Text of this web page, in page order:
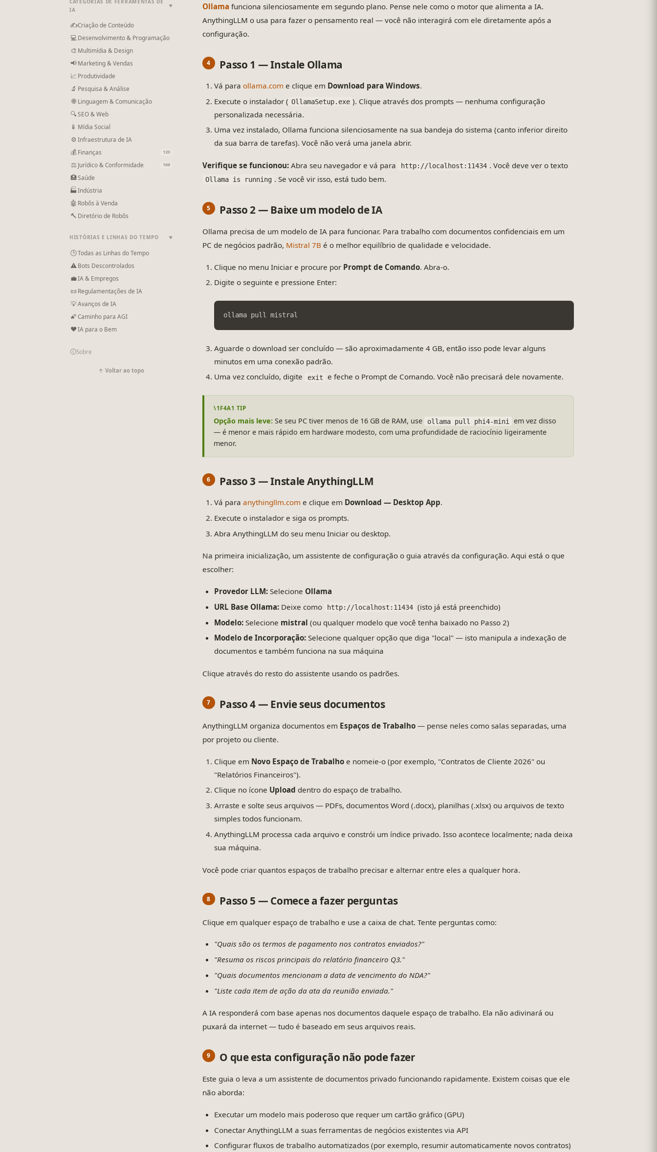
IA
▼
✍Criação de Conteúdo
💻Desenvolvimento & Programação
🎨 Multimídia & Design
📢Marketing & Vendas
📈 Produtividade
🔬 Pesquisa & Análise
🌐 Linguagem & Comunicação
🔍SEO & Web
📱 Mídia Social
⚙Infraestrutura de IA
💰 Finanças 120
⚖ Jurídico & Conformidade 169
🏥Saúde
🏭Indústria
🤖 Robôs à Venda
🔨 Diretório de Robôs
HISTÓRIAS E LINHAS DO TEMPO ▼
🕒Todas as Linhas do Tempo
⚠Bots Descontrolados
💼IA & Empregos
📜Regulamentações de IA
💡Avanços de IA
🌠Caminho para AGI
❤IA para o Bem
🛈Sobre
↑ Voltar ao topo
Ollama funciona silenciosamente em segundo plano. Pense nele como o motor que alimenta a IA.
AnythingLLM o usa para fazer o pensamento real — você não interagirá com ele diretamente após a
configuração.
Passo 1 — Instale Ollama
Vá para ollama.com e clique em Download para Windows.
Execute o instalador ( OllamaSetup.exe ). Clique através dos prompts — nenhuma configuração
personalizada necessária.
Uma vez instalado, Ollama funciona silenciosamente na sua bandeja do sistema (canto inferior direito
da sua barra de tarefas). Você não verá uma janela abrir.
Verifique se funcionou: Abra seu navegador e vá para http://localhost:11434 . Você deve ver o texto
Ollama is running . Se você vir isso, está tudo bem.
Passo 2 — Baixe um modelo de IA
Ollama precisa de um modelo de IA para funcionar. Para trabalho com documentos confidenciais em um
PC de negócios padrão, Mistral 7B é o melhor equilíbrio de qualidade e velocidade.
Clique no menu Iniciar e procure por Prompt de Comando. Abra-o.
Digite o seguinte e pressione Enter:
ollama pull mistral
Aguarde o download ser concluído — são aproximadamente 4 GB, então isso pode levar alguns
minutos em uma conexão padrão.
Uma vez concluído, digite
exit e feche o Prompt de Comando. Você não precisará dele novamente.
Opção mais leve: Se seu PC tiver menos de 16 GB de RAM, use ollama pull phi4-mini
em vez disso
— é menor e mais rápido em hardware modesto, com uma profundidade de raciocínio ligeiramente
menor.
Passo 3 — Instale AnythingLLM
Vá para anythingllm.com e clique em Download — Desktop App.
Execute o instalador e siga os prompts.
Abra AnythingLLM do seu menu Iniciar ou desktop.
Na primeira inicialização, um assistente de configuração o guia através da configuração. Aqui está o que
escolher:
Provedor LLM: Selecione Ollama
URL Base Ollama: Deixe como http://localhost:11434 (isto já está preenchido)
Modelo: Selecione mistral (ou qualquer modelo que você tenha baixado no Passo 2)
Modelo de Incorporação: Selecione qualquer opção que diga "local" — isto manipula a indexação de
documentos e também funciona na sua máquina
Clique através do resto do assistente usando os padrões.
Passo 4 — Envie seus documentos
AnythingLLM organiza documentos em Espaços de Trabalho — pense neles como salas separadas, uma
por projeto ou cliente.
Clique em Novo Espaço de Trabalho e nomeie-o (por exemplo, "Contratos de Cliente 2026" ou
"Relatórios Financeiros").
Clique no ícone Upload dentro do espaço de trabalho.
Arraste e solte seus arquivos — PDFs, documentos Word (.docx), planilhas (.xlsx) ou arquivos de texto
simples todos funcionam.
AnythingLLM processa cada arquivo e constrói um índice privado. Isso acontece localmente; nada deixa
sua máquina.
Você pode criar quantos espaços de trabalho precisar e alternar entre eles a qualquer hora.
Passo 5 — Comece a fazer perguntas
Clique em qualquer espaço de trabalho e use a caixa de chat. Tente perguntas como:
"Quais são os termos de pagamento nos contratos enviados?"
"Resuma os riscos principais do relatório financeiro Q3."
"Quais documentos mencionam a data de vencimento do NDA?"
"Liste cada item de ação da ata da reunião enviada."
A IA responderá com base apenas nos documentos daquele espaço de trabalho. Ela não adivinará ou
puxará da internet — tudo é baseado em seus arquivos reais.
O que esta configuração não pode fazer
Este guia o leva a um assistente de documentos privado funcionando rapidamente. Existem coisas que ele
não aborda:
Executar um modelo mais poderoso que requer um cartão gráfico (GPU)
Conectar AnythingLLM a suas ferramentas de negócios existentes via API
Configurar fluxos de trabalho automatizados (por exemplo, resumir automaticamente novos contratos)